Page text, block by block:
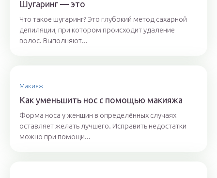
Шугаринг — это
Что такое шугаринг? Это глубокий метод сахарной
депиляции, при котором происходит удаление
волос. Выполняют...
Макияж
Как уменьшить нос с помощью макияжа
Форма носа у женщин в определённых случаях
оставляет желать лучшего. Исправить недостатки
можно при помощи...